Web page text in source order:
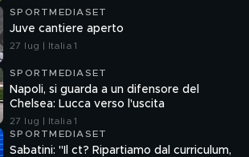
SPORTMEDIASET
Juve cantiere aperto
27 lug | Italia 1
SPORTMEDIASET
Napoli, si guarda a un difensore del
Chelsea: Lucca verso l'uscita
27 lug | Italia 1
SPORTMEDIASET
Sabatini: "Il ct? Ripartiamo dal curriculum,